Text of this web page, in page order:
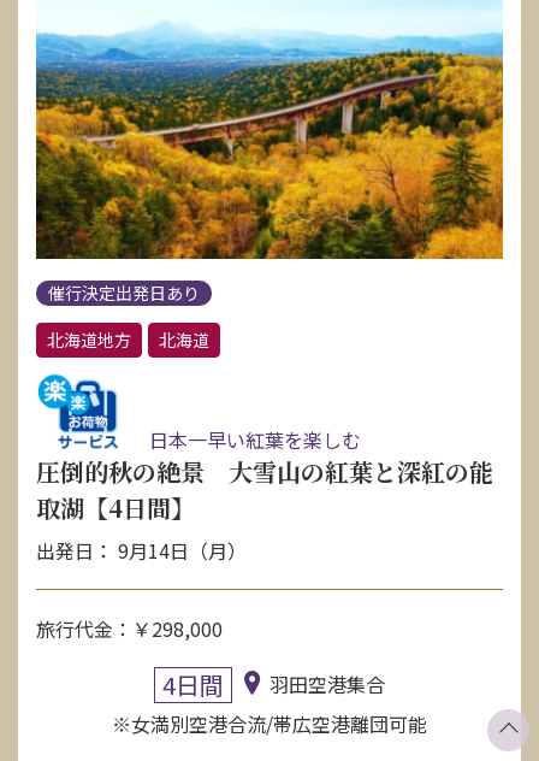
催行決定出発日あり
北海道地方
北海道
日本一早い紅葉を楽しむ
圧倒的秋の絶景 大雪山の紅葉と深紅の能
取湖【4日間】
出発日： 9月14日（月）
旅行代金：￥298,000
4日間
羽田空港集合
※女満別空港合流/帯広空港離団可能